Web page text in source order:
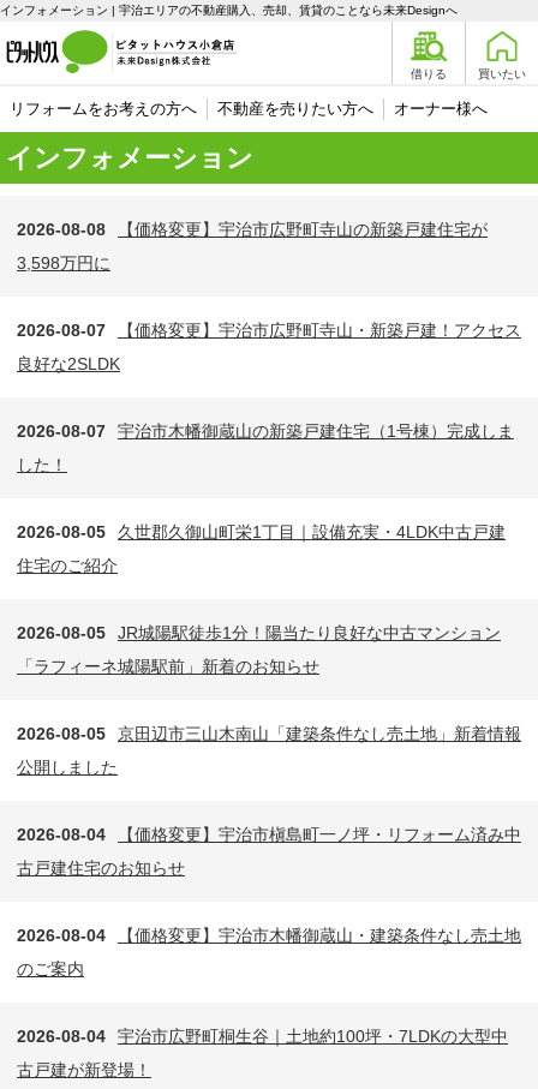
インフォメーション | 宇治エリアの不動産購入、売却、賃貸のことなら未来Designへ
借りる 買いたい
リフォームをお考えの方へ 不動産を売りたい方へ オーナー様へ
インフォメーション
2026-08-08
【価格変更】宇治市広野町寺山の新築戸建住宅が
3,598万円に
2026-08-07
【価格変更】宇治市広野町寺山・新築戸建！アクセス
良好な2SLDK
2026-08-07
宇治市木幡御蔵山の新築戸建住宅（1号棟）完成しま
した！
2026-08-05
久世郡久御山町栄1丁目｜設備充実・4LDK中古戸建
住宅のご紹介
2026-08-05
JR城陽駅徒歩1分！陽当たり良好な中古マンション
「ラフィーネ城陽駅前」新着のお知らせ
2026-08-05
京田辺市三山木南山「建築条件なし売土地」新着情報
公開しました
2026-08-04
【価格変更】宇治市槇島町一ノ坪・リフォーム済み中
古戸建住宅のお知らせ
2026-08-04
【価格変更】宇治市木幡御蔵山・建築条件なし売土地
のご案内
2026-08-04
宇治市広野町桐生谷｜土地約100坪・7LDKの大型中
古戸建が新登場！